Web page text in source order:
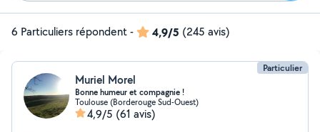
6 Particuliers répondent- 4,9/5 (245 avis)
Particulier
Muriel Morel
Bonne humeur et compagnie !
Toulouse (Borderouge Sud-Ouest)
4,9/5 (61 avis)